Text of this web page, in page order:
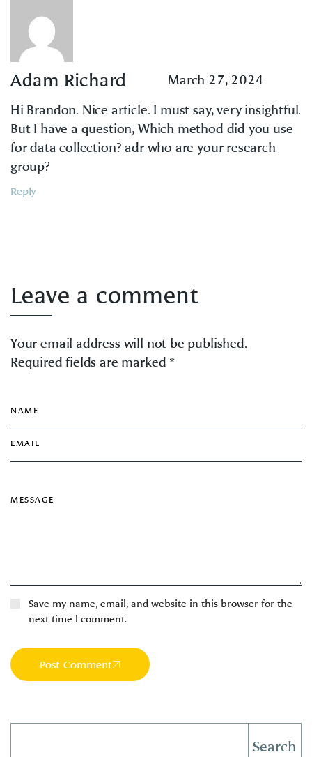
Adam Richard
March 27, 2024
Hi Brandon. Nice article. I must say, very insightful.
But I have a question, Which method did you use
for data collection? adr who are your research
group?
Reply
Leave a comment
Your email address will not be published.
Required fields are marked *
Save my name, email, and website in this browser for the
next time I comment.
Post Comment
Search